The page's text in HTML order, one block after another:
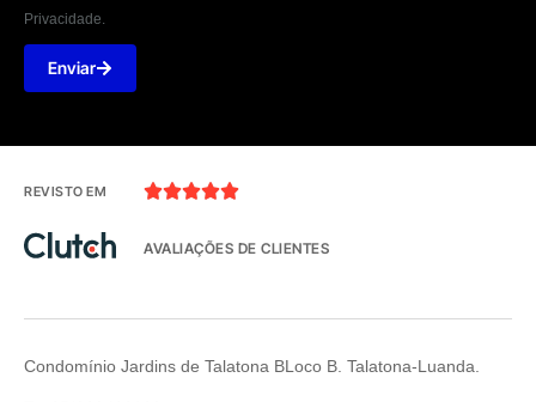
Privacidade.
Enviar
REVISTO EM 
AVALIAÇÕES DE CLIENTES
Condomínio Jardins de Talatona BLoco B. Talatona-Luanda.